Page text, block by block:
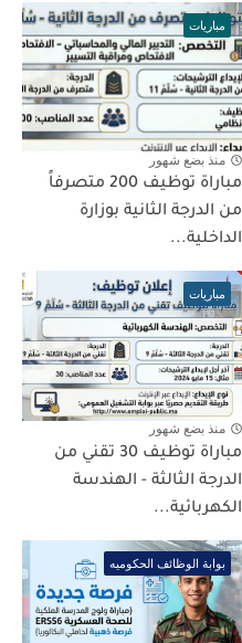
مباريات
منذ بضع شهور
مباراة توظيف 200 متصرفاً
من الدرجة الثانية بوزارة
الداخلية...
مباريات
منذ بضع شهور
مباراة توظيف 30 تقني من
الدرجة الثالثة - الهندسة
الكهربائية...
بوابة الوظائف الحكوميه